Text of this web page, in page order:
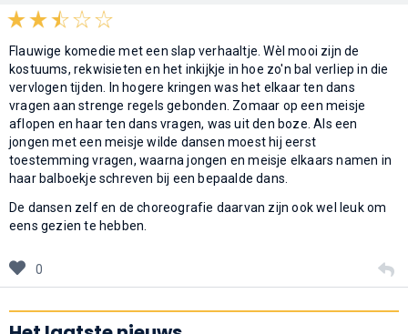
Flauwige komedie met een slap verhaaltje. Wèl mooi zijn de
kostuums, rekwisieten en het inkijkje in hoe zo'n bal verliep in die
vervlogen tijden. In hogere kringen was het elkaar ten dans
vragen aan strenge regels gebonden. Zomaar op een meisje
aflopen en haar ten dans vragen, was uit den boze. Als een
jongen met een meisje wilde dansen moest hij eerst
toestemming vragen, waarna jongen en meisje elkaars namen in
haar balboekje schreven bij een bepaalde dans.
De dansen zelf en de choreografie daarvan zijn ook wel leuk om
eens gezien te hebben.
0